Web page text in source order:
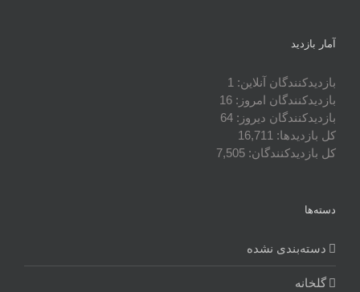
آمار بازدید
بازدیدکنندگان آنلاین: 1
بازدیدکنندگان امروز: 16
بازدیدکنندگان دیروز: 64
کل بازدیدها: 16,711
کل بازدیدکنند‌گان: 7,505
دسته‌ها
دسته‌بندی نشده
گلخانه